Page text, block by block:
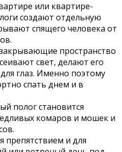
или квартире-
создают отдельную
спящего человека от
пространство
свет, делают его
глаз. Именно поэтому
спать днем и в
полог становится
комаров и мошек и
препятствием и для